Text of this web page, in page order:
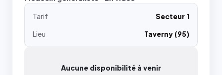
Tarif
Secteur 1
Lieu
Taverny (95)
Aucune disponibilité à venir